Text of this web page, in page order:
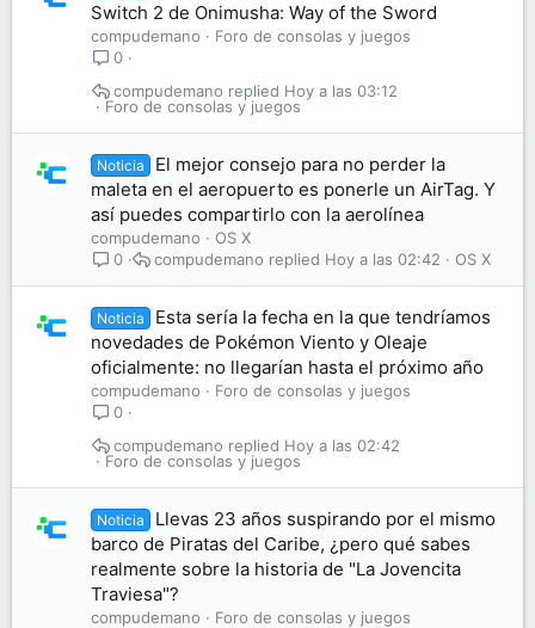
Switch 2 de Onimusha: Way of the Sword
compudemano
Foro de consolas y juegos
0
Foro de consolas y juegos
Hoy a las 03:12
compudemano
Noticia
El mejor consejo para no perder la
maleta en el aeropuerto es ponerle un AirTag. Y
así puedes compartirlo con la aerolínea
compudemano
OS X
0
OS X
Hoy a las 02:42
compudemano
Noticia
Esta sería la fecha en la que tendríamos
novedades de Pokémon Viento y Oleaje
oficialmente: no llegarían hasta el próximo año
compudemano
Foro de consolas y juegos
0
Foro de consolas y juegos
Hoy a las 02:42
compudemano
Noticia
Llevas 23 años suspirando por el mismo
barco de Piratas del Caribe, ¿pero qué sabes
realmente sobre la historia de "La Jovencita
Traviesa"?
compudemano
Foro de consolas y juegos